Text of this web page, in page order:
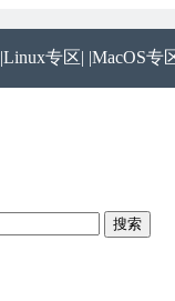
|Linux专区| |MacOS专